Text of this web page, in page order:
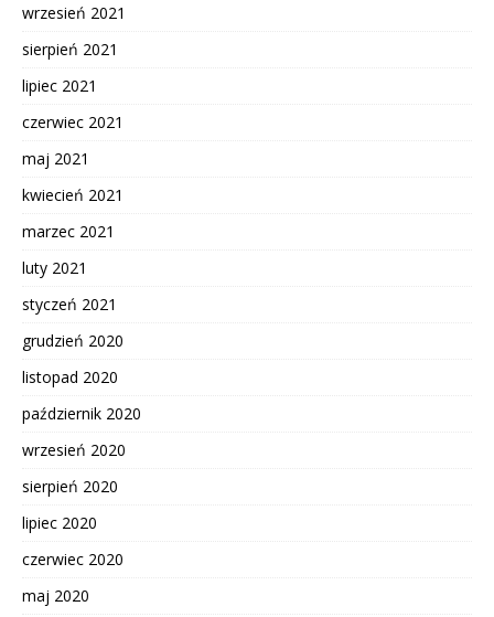
wrzesień 2021
sierpień 2021
lipiec 2021
czerwiec 2021
maj 2021
kwiecień 2021
marzec 2021
luty 2021
styczeń 2021
grudzień 2020
listopad 2020
październik 2020
wrzesień 2020
sierpień 2020
lipiec 2020
czerwiec 2020
maj 2020